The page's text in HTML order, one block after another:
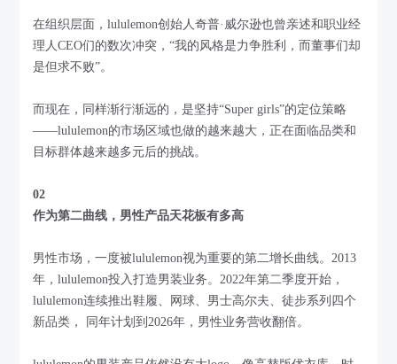
在组织层面，lululemon创始人奇普·威尔逊也曾亲述和职业经
理人CEO们的数次冲突，“我的风格是力争胜利，而董事们却
是但求不败”。
而现在，同样渐行渐远的，是坚持“Super girls”的定位策略
——lululemon的市场区域也做的越来越大，正在面临品类和
目标群体越来越多元后的挑战。
02
作为第二曲线，男性产品天花板有多高
男性市场，一度被lululemon视为重要的第二增长曲线。2013
年，lululemon投入打造男装业务。2022年第二季度开始，
lululemon连续推出鞋履、网球、男士高尔夫、徒步系列四个
新品类， 同年计划到2026年，男性业务营收翻倍。